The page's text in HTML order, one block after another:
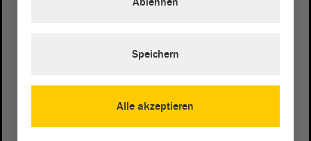
Alle akzeptieren
Speichern